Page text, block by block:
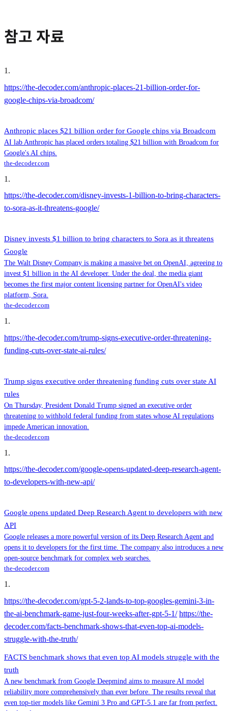
참고 자료
1 .
https://the-decoder.com/anthropic-places-21-billion-order-for-
google-chips-via-broadcom/
Anthropic places $21 billion order for Google chips via Broadcom
AI lab Anthropic has placed orders totaling $21 billion with Broadcom for
Google's AI chips.
the-decoder.com
1 .
https://the-decoder.com/disney-invests-1-billion-to-bring-characters-
to-sora-as-it-threatens-google/
Disney invests $1 billion to bring characters to Sora as it threatens
Google
The Walt Disney Company is making a massive bet on OpenAI, agreeing to
invest $1 billion in the AI developer. Under the deal, the media giant
becomes the first major content licensing partner for OpenAI's video
platform, Sora.
the-decoder.com
1 .
https://the-decoder.com/trump-signs-executive-order-threatening-
funding-cuts-over-state-ai-rules/
Trump signs executive order threatening funding cuts over state AI
rules
On Thursday, President Donald Trump signed an executive order
threatening to withhold federal funding from states whose AI regulations
impede American innovation.
the-decoder.com
1 .
https://the-decoder.com/google-opens-updated-deep-research-agent-
to-developers-with-new-api/
Google opens updated Deep Research Agent to developers with new
API
Google releases a more powerful version of its Deep Research Agent and
opens it to developers for the first time. The company also introduces a new
open-source benchmark for complex web searches.
the-decoder.com
1 .
https://the-decoder.com/gpt-5-2-lands-to-top-googles-gemini-3-in-
the-ai-benchmark-game-just-four-weeks-after-gpt-5-1/ https://the-
decoder.com/facts-benchmark-shows-that-even-top-ai-models-
struggle-with-the-truth/
FACTS benchmark shows that even top AI models struggle with the
truth
A new benchmark from Google Deepmind aims to measure AI model
reliability more comprehensively than ever before. The results reveal that
even top-tier models like Gemini 3 Pro and GPT-5.1 are far from perfect.